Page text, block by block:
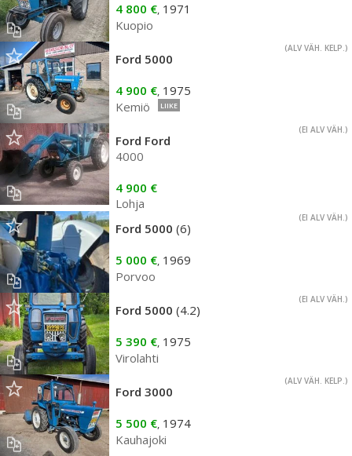
4 800 €, 1971
Kuopio
(ALV VÄH. KELP.)
Ford 5000
4 900 €, 1975
Kemiö
LIIKE
(EI ALV VÄH.)
Ford Ford
4000
4 900 €
Lohja
(EI ALV VÄH.)
Ford 5000 (6)
5 000 €, 1969
Porvoo
(EI ALV VÄH.)
Ford 5000 (4.2)
5 390 €, 1975
Virolahti
(ALV VÄH. KELP.)
Ford 3000
5 500 €, 1974
Kauhajoki